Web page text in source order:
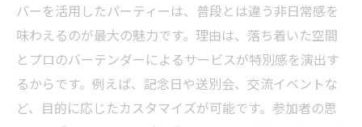
バーを活用したパーティーは、普段とは違う非日常感を
味わえるのが最大の魅力です。理由は、落ち着いた空間
とプロのバーテンダーによるサービスが特別感を演出す
るからです。例えば、記念日や送別会、交流イベントな
ど、目的に応じたカスタマイズが可能です。参加者の思